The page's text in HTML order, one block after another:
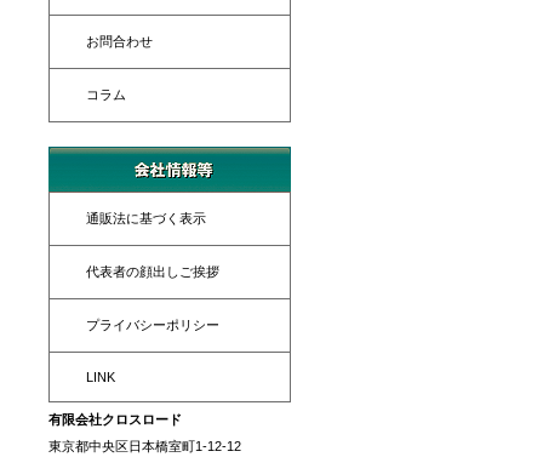
お問合わせ
コラム
通販法に基づく表示
代表者の顔出しご挨拶
プライバシーポリシー
LINK
有限会社クロスロード
東京都中央区日本橋室町1-12-12